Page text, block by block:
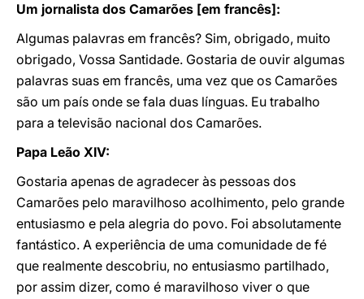
Um jornalista dos Camarões [em francês]:
Algumas palavras em francês? Sim, obrigado, muito
obrigado, Vossa Santidade. Gostaria de ouvir algumas
palavras suas em francês, uma vez que os Camarões
são um país onde se fala duas línguas. Eu trabalho
para a televisão nacional dos Camarões.
Papa Leão XIV:
Gostaria apenas de agradecer às pessoas dos
Camarões pelo maravilhoso acolhimento, pelo grande
entusiasmo e pela alegria do povo. Foi absolutamente
fantástico. A experiência de uma comunidade de fé
que realmente descobriu, no entusiasmo partilhado,
por assim dizer, como é maravilhoso viver o que